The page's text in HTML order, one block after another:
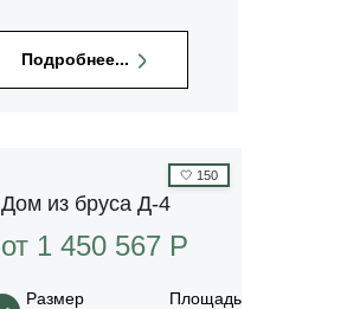
Подробнее...
🤍 150
Дом из бруса Д-4
от 1 450 567 P
Размер Площадь